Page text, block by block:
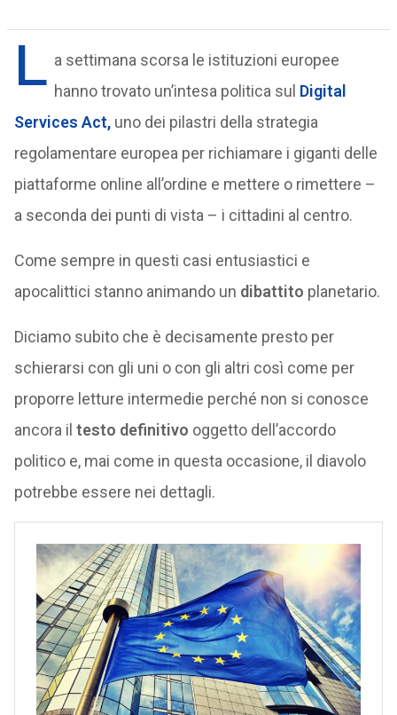
L a settimana scorsa le istituzioni europee
hanno trovato un’intesa politica sul Digital
Services Act,uno dei pilastri della strategia
regolamentare europea per richiamare i giganti delle
piattaforme online all’ordine e mettere o rimettere –
a seconda dei punti di vista – i cittadini al centro.
Come sempre in questi casi entusiastici e
apocalittici stanno animando un dibattito planetario.
Diciamo subito che è decisamente presto per
schierarsi con gli uni o con gli altri così come per
proporre letture intermedie perché non si conosce
ancora il testo definitivo oggetto dell’accordo
politico e, mai come in questa occasione, il diavolo
potrebbe essere nei dettagli.